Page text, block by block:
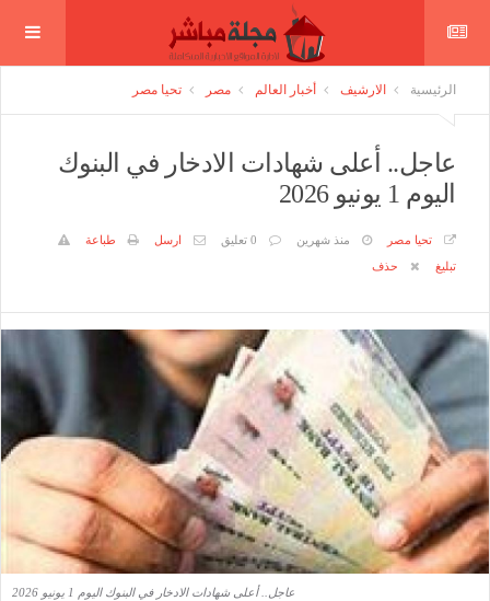
الرئيسية الارشيف أخبار العالم مصر تحيا مصر
عاجل.. أعلى شهادات الادخار في البنوك
اليوم 1 يونيو 2026
تحيا مصر منذ شهرين 0 تعليق ارسل
طباعة
تبليغ
حذف
عاجل.. أعلى شهادات الادخار في البنوك اليوم 1 يونيو 2026